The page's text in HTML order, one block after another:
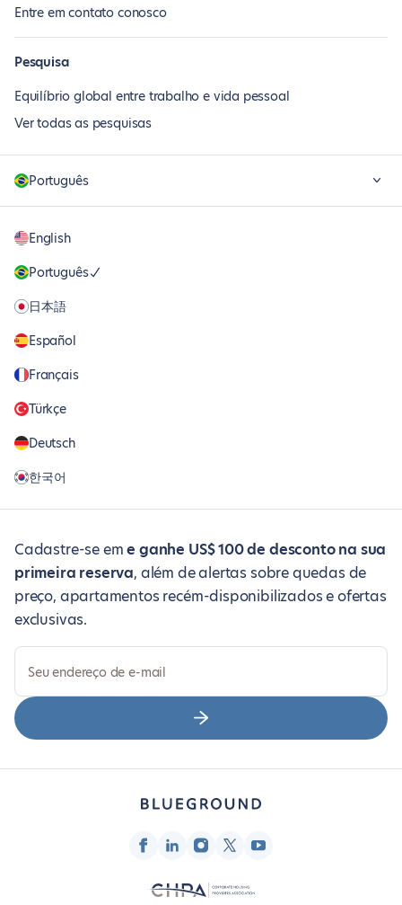
Entre em contato conosco
Pesquisa
Equilíbrio global entre trabalho e vida pessoal
Ver todas as pesquisas
Português
English
Português
日本語
Español
Français
Türkçe
Deutsch
한국어
Cadastre-se eme ganhe US$ 100 de desconto na sua
primeira reserva, além de alertas sobre quedas de
preço, apartamentos recém-disponibilizados e ofertas
exclusivas.
Seu endereço de e-mail